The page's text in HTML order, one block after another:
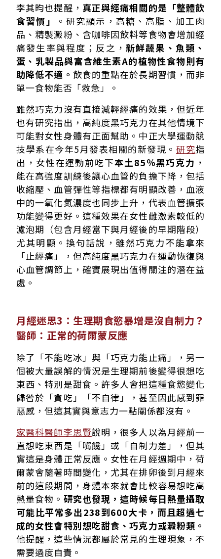
李其昀也提醒， 真正與經痛相關的是「整體飲
食習慣」
。研究顯示，高糖、高脂、加工肉
品、精製澱粉、含咖啡因飲料等食物會增加經
痛發生率與程度；反之， 新鮮蔬果、魚類、
蛋、乳製品與富含維生素A的植物性食物則有
助降低不適。 飲食的重點在於長期習慣，而非
單一食物能否「救急」。
雖然巧克力沒有直接減輕經痛的效果，但近年
也有研究指出，高純度黑巧克力在其他情境下
可能對女性身體有正面幫助。中正大學運動競
技學系在今年5月發表相關的新發現。研究指
出，女性在運動前吃下本土85％黑巧克力 ，
能在高強度訓練後讓心血管的負擔下降，包括
收縮壓、血管彈性等指標都有明顯改善，血液
中的一氧化氮濃度也同步上升，代表血管擴張
功能變得更好。這種效果在女性雌激素較低的
濾泡期（包含月經當下與月經後的早期階段）
尤其明顯。換句話說，雖然巧克力不能拿來
「止經痛」，但高純度黑巧克力在運動恢復與
心血管調節上，確實展現出值得關注的潛在益
處。
月經迷思3：生理期食慾暴增是沒自制力？
醫師：正常的荷爾蒙反應
除了「不能吃冰」與「巧克力能止痛」，另一
個被大量誤解的情況是生理期前後變得很想吃
東西、特別是甜食。許多人會把這種食慾變化
歸咎於「貪吃」「不自律」，甚至因此感到罪
惡感，但這其實與意志力一點關係都沒有。
家醫科醫師李思賢說明，很多人以為月經前一
直想吃東西是「嘴饞」或「自制力差」，但其
實這是身體正常反應。女性在月經週期中，荷
爾蒙會隨著時間變化，尤其在排卵後到月經來
前的這段期間，身體本來就會比較容易想吃高
熱量食物。 研究也發現，這時候每日熱量攝取
可能比平常多出238到600大卡，而且超過七
成的女性會特別想吃甜食、巧克力或澱粉類。
他提醒，這些情況都屬於常見的生理現象，不
需要過度自責。